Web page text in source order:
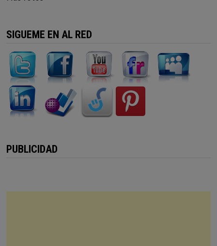
SIGUEME EN AL RED
PUBLICIDAD